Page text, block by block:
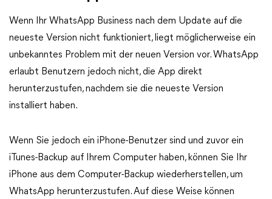
Wenn Ihr WhatsApp Business nach dem Update auf die
neueste Version nicht funktioniert, liegt möglicherweise ein
unbekanntes Problem mit der neuen Version vor. WhatsApp
erlaubt Benutzern jedoch nicht, die App direkt
herunterzustufen, nachdem sie die neueste Version
installiert haben.
Wenn Sie jedoch ein iPhone-Benutzer sind und zuvor ein
iTunes-Backup auf Ihrem Computer haben, können Sie Ihr
iPhone aus dem Computer-Backup wiederherstellen, um
WhatsApp herunterzustufen. Auf diese Weise können